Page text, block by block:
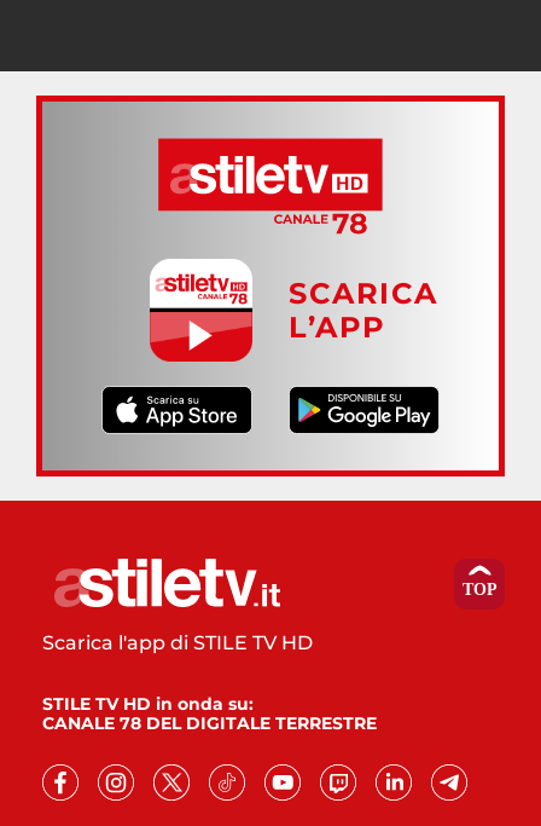
SCARICA
L’APP
Scarica l'app di STILE TV HD
STILE TV HD in onda su:
CANALE 78 DEL DIGITALE TERRESTRE